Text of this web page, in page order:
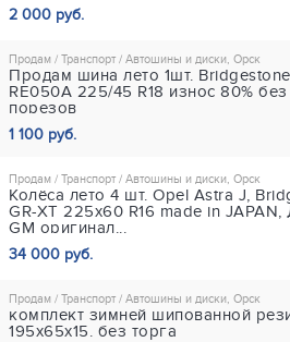
2 000 руб.
Продам / Транспорт / Автошины и диски, Орск
Продам шина лето 1шт.
RE050A 225/45 R18 износ 80%
порезов
1 100 руб.
Продам / Транспорт / Автошины и диски, Орск
Колёса лето 4 шт. Opel Astra J,
GR-XT 225x60 R16 made in JAPAN,
GM оригинал...
34 000 руб.
Продам / Транспорт / Автошины и диски, Орск
комплект зимней шипованной
195х65х15. без торга